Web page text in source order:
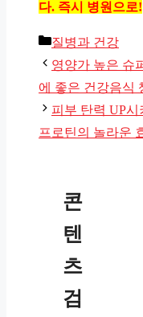
다. 즉시 병원으로!
카
테
고
리
질병과 건강
영양가 높은 슈
에 좋은 건강음식
피부 탄력 UP시
프로틴의 놀라운
콘
텐
츠
검